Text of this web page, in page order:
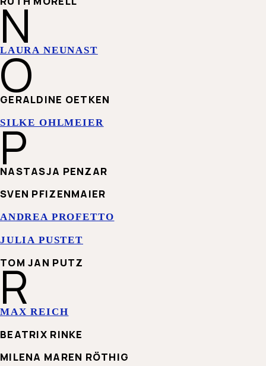
N
LAURA NEUNAST
O
GERALDINE OETKEN
SILKE OHLMEIER
P
NASTASJA PENZAR
SVEN PFIZENMAIER
ANDREA PROFETTO
JULIA PUSTET
TOM JAN PUTZ
R
MAX REICH
BEATRIX RINKE
MILENA MAREN RÖTHIG